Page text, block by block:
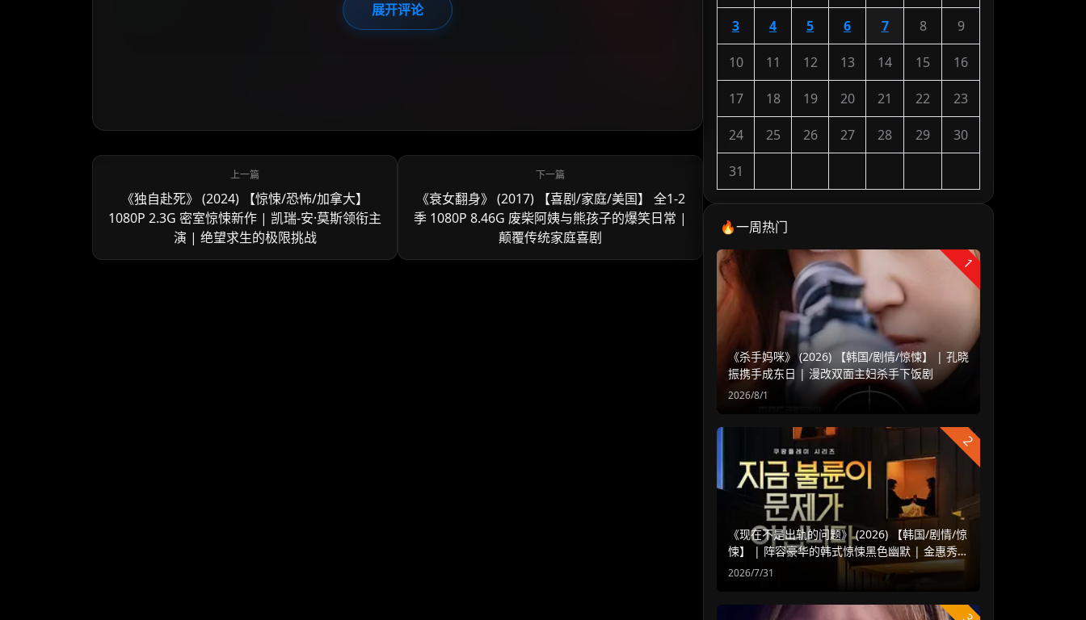
展开评论
《独自赴死》 (2024) 【惊悚/恐怖/加拿大】
1080P 2.3G 密室惊悚新作 | 凯瑞-安·莫斯领衔主
演 | 绝望求生的极限挑战
《衰女翻身》 (2017) 【喜剧/家庭/美国】 全1-2
季 1080P 8.46G 废柴阿姨与熊孩子的爆笑日常 |
颠覆传统家庭喜剧
3 4 5 6 7 8 9
10 11 12 13 14 15 16
17 18 19 20 21 22 23
24 25 26 27 28 29 30
31
🔥一周热门
1
《杀手妈咪》 (2026) 【韩国/剧情/惊悚】 | 孔晓
振携手成东日 | 漫改双面主妇杀手下饭剧
2026/8/1
2
《现在不是出轨的问题》 (2026) 【韩国/剧情/惊
悚】 | 阵容豪华的韩式惊悚黑色幽默 | 金惠秀 x
赵汝贞强强联手
2026/7/31